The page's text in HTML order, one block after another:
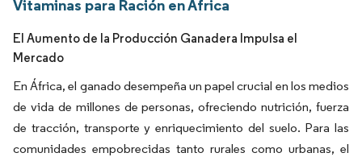
Vitaminas para Ración en África
El Aumento de la Producción Ganadera Impulsa el
Mercado
En África, el ganado desempeña un papel crucial en los medios
de vida de millones de personas, ofreciendo nutrición, fuerza
de tracción, transporte y enriquecimiento del suelo. Para las
comunidades empobrecidas tanto rurales como urbanas, el